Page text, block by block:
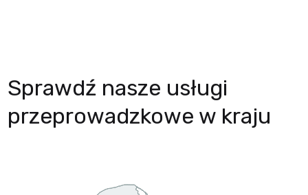
Sprawdź nasze usługi
przeprowadzkowe w kraju